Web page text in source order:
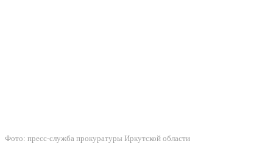
Фото: пресс-служба прокуратуры Иркутской области